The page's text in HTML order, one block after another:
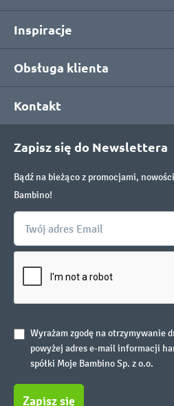
Inspiracje
Obsługa klienta
Kontakt
Zapisz się do Newslettera
Bądź na bieżąco z promocjami,
Bambino!
Wyrażam zgodę na otrzymywanie
powyżej adres e-mail informacji
spółki Moje Bambino Sp. z o.o.
Zapisz się